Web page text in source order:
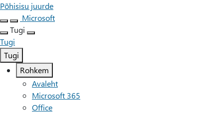
Põhisisu juurde
Microsoft
Tugi
Tugi
Tugi
Rohkem
Avaleht
Microsoft 365
Office